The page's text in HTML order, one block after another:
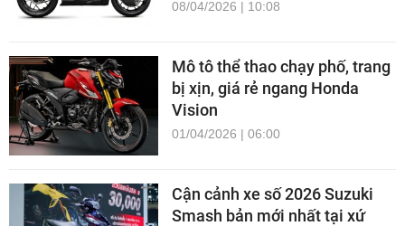
08/04/2026 | 10:08
Mô tô thể thao chạy phố, trang
bị xịn, giá rẻ ngang Honda
Vision
01/04/2026 | 06:00
Cận cảnh xe số 2026 Suzuki
Smash bản mới nhất tại xứ